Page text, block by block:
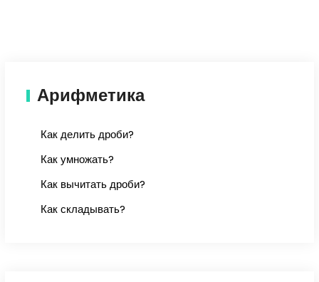
Арифметика
Как делить дроби?
Как умножать?
Как вычитать дроби?
Как складывать?